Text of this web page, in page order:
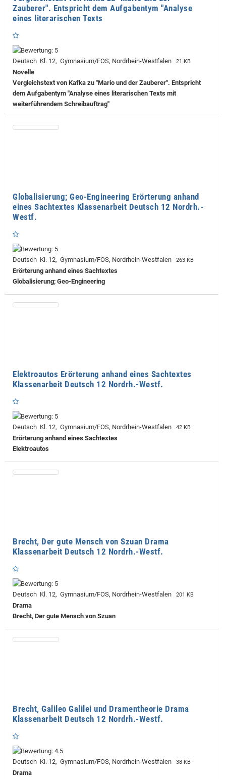
Zauberer". Entspricht dem Aufgabentym "Analyse
eines literarischen Texts
Deutsch Kl. 12, Gymnasium/FOS, Nordrhein-Westfalen 21 KB
Novelle
Vergleichstext von Kafka zu "Mario und der Zauberer". Entspricht
dem Aufgabentym "Analyse eines literarischen Texts mit
weiterführendem Schreibauftrag"
Globalisierung; Geo-Engineering Erörterung anhand
eines Sachtextes Klassenarbeit Deutsch 12 Nordrh.-
Westf.
Deutsch Kl. 12, Gymnasium/FOS, Nordrhein-Westfalen 263 KB
Erörterung anhand eines Sachtextes
Globalisierung; Geo-Engineering
Elektroautos Erörterung anhand eines Sachtextes
Klassenarbeit Deutsch 12 Nordrh.-Westf.
Deutsch Kl. 12, Gymnasium/FOS, Nordrhein-Westfalen 42 KB
Erörterung anhand eines Sachtextes
Elektroautos
Brecht, Der gute Mensch von Szuan Drama
Klassenarbeit Deutsch 12 Nordrh.-Westf.
Deutsch Kl. 12, Gymnasium/FOS, Nordrhein-Westfalen 201 KB
Drama
Brecht, Der gute Mensch von Szuan
Brecht, Galileo Galilei und Dramentheorie Drama
Klassenarbeit Deutsch 12 Nordrh.-Westf.
Deutsch Kl. 12, Gymnasium/FOS, Nordrhein-Westfalen 38 KB
Drama